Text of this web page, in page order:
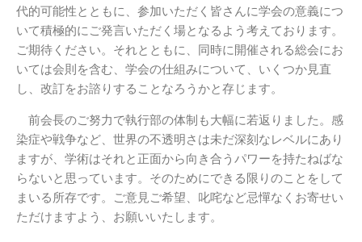
代的可能性とともに、参加いただく皆さんに学会の意義につ
いて積極的にご発言いただく場となるよう考えております。
ご期待ください。それとともに、同時に開催される総会にお
いては会則を含む、学会の仕組みについて、いくつか見直
し、改訂をお諮りすることなろうかと存じます。
前会長のご努力で執行部の体制も大幅に若返りました。感
染症や戦争など、世界の不透明さは未だ深刻なレベルにあり
ますが、学術はそれと正面から向き合うパワーを持たねばな
らないと思っています。そのためにできる限りのことをして
まいる所存です。ご意見ご希望、叱咤など忌憚なくお寄せい
ただけますよう、お願いいたします。